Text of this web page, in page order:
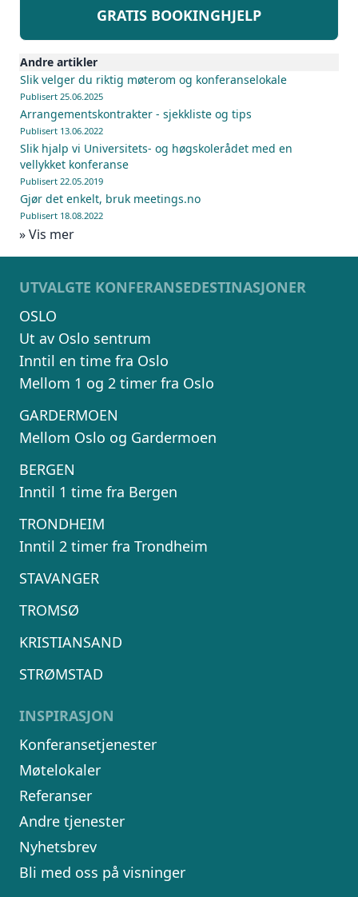
GRATIS BOOKINGHJELP
Andre artikler
Slik velger du riktig møterom og konferanselokale
Publisert 25.06.2025
Arrangementskontrakter - sjekkliste og tips
Publisert 13.06.2022
Slik hjalp vi Universitets- og høgskolerådet med en
vellykket konferanse
Publisert 22.05.2019
Gjør det enkelt, bruk meetings.no
Publisert 18.08.2022
» Vis mer
UTVALGTE KONFERANSEDESTINASJONER
OSLO
Ut av Oslo sentrum
Inntil en time fra Oslo
Mellom 1 og 2 timer fra Oslo
GARDERMOEN
Mellom Oslo og Gardermoen
BERGEN
Inntil 1 time fra Bergen
TRONDHEIM
Inntil 2 timer fra Trondheim
STAVANGER
TROMSØ
KRISTIANSAND
STRØMSTAD
INSPIRASJON
Konferansetjenester
Møtelokaler
Referanser
Andre tjenester
Nyhetsbrev
Bli med oss på visninger